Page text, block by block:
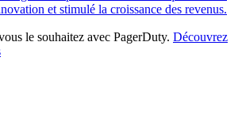
et stimulé la croissance des revenus.
le souhaitez avec PagerDuty. Découvrez